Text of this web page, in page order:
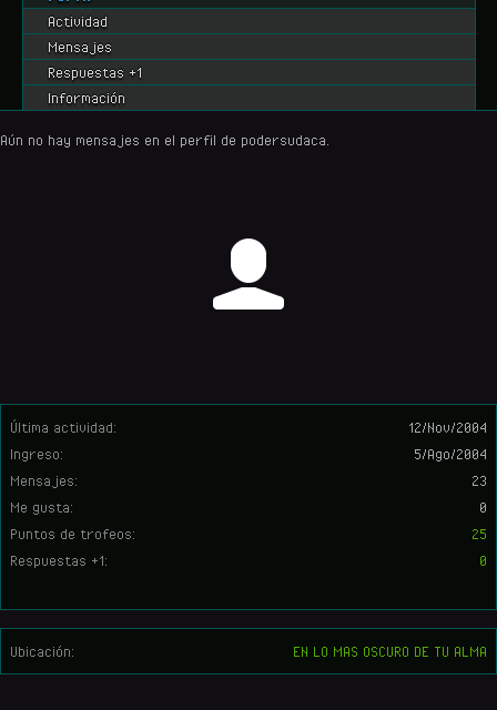
Última actividad:
12/Nov/2004
Ingreso:
5/Ago/2004
Mensajes:
23
Me gusta:
0
Puntos de trofeos:
25
Respuestas +1:
0
Ubicación: EN LO MAS OSCURO DE TU ALMA
Actividad
Mensajes
Respuestas +1
Información
Aún no hay mensajes en el perfil de podersudaca.